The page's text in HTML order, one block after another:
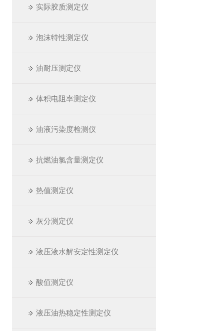
实际胶质测定仪
泡沫特性测定仪
油耐压测定仪
体积电阻率测定仪
油液污染度检测仪
抗燃油氯含量测定仪
热值测定仪
灰分测定仪
液压液水解安定性测定仪
酸值测定仪
液压油热稳定性测定仪